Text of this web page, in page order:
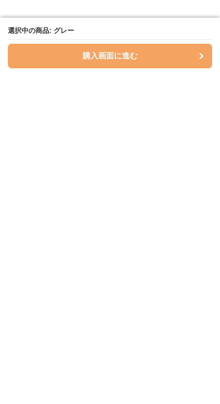
選択中の商品: グレー
購入画面に進む
選択中の商品: グレー
購入画面に進む